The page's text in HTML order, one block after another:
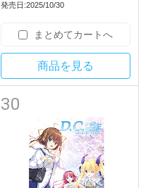
発売日:2025/10/30
まとめてカートへ
商品を見る
30